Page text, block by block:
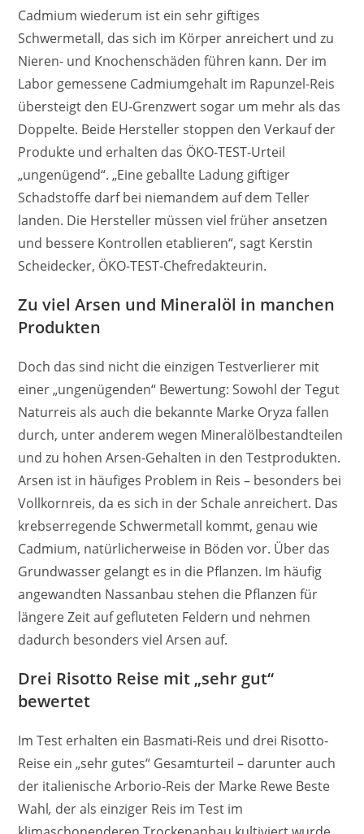
Cadmium wiederum ist ein sehr giftiges
Schwermetall, das sich im Körper anreichert und zu
Nieren- und Knochenschäden führen kann. Der im
Labor gemessene Cadmiumgehalt im Rapunzel-Reis
übersteigt den EU-Grenzwert sogar um mehr als das
Doppelte. Beide Hersteller stoppen den Verkauf der
Produkte und erhalten das ÖKO-TEST-Urteil
„ungenügend“. „Eine geballte Ladung giftiger
Schadstoffe darf bei niemandem auf dem Teller
landen. Die Hersteller müssen viel früher ansetzen
und bessere Kontrollen etablieren“, sagt Kerstin
Scheidecker, ÖKO-TEST-Chefredakteurin.
Zu viel Arsen und Mineralöl in manchen
Produkten
Doch das sind nicht die einzigen Testverlierer mit
einer „ungenügenden“ Bewertung: Sowohl der Tegut
Naturreis als auch die bekannte Marke Oryza fallen
durch, unter anderem wegen Mineralölbestandteilen
und zu hohen Arsen-Gehalten in den Testprodukten.
Arsen ist in häufiges Problem in Reis – besonders bei
Vollkornreis, da es sich in der Schale anreichert. Das
krebserregende Schwermetall kommt, genau wie
Cadmium, natürlicherweise in Böden vor. Über das
Grundwasser gelangt es in die Pflanzen. Im häufig
angewandten Nassanbau stehen die Pflanzen für
längere Zeit auf gefluteten Feldern und nehmen
dadurch besonders viel Arsen auf.
Drei Risotto Reise mit „sehr gut“
bewertet
Im Test erhalten ein Basmati-Reis und drei Risotto-
Reise ein „sehr gutes“ Gesamturteil – darunter auch
der italienische Arborio-Reis der Marke Rewe Beste
Wahl, der als einziger Reis im Test im